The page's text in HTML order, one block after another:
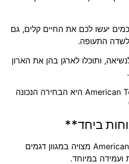
יעשו לכם את החיים קלים, גם
התעופה.
ותוכלו לארגן בהן את הארון
**American Tourister Summerfunk היא הבחירה הנכונה
ביחד**
American Tourister Summerfunk מצויה במגוון דגמים
ועמידה במיוחד.